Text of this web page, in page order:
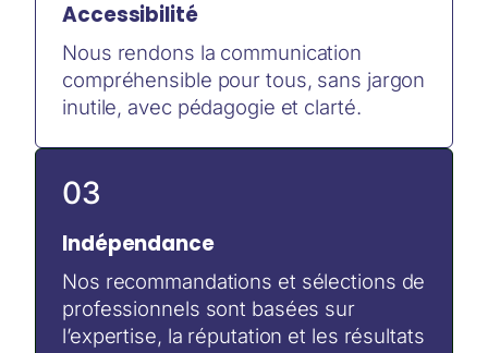
Accessibilité
Nous rendons la communication
compréhensible pour tous, sans jargon
inutile, avec pédagogie et clarté.​
03
Indépendance
Nos recommandations et sélections de
professionnels sont basées sur
l’expertise, la réputation et les résultats